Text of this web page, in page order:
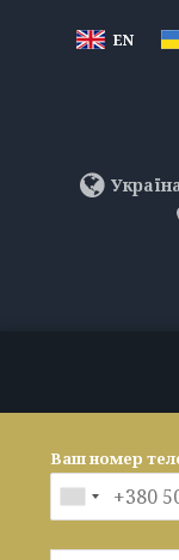
EN
Ваш номер